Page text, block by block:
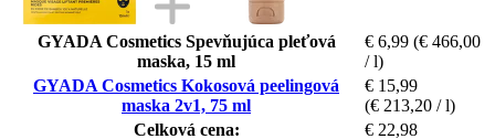
GYADA Cosmetics Spevňujúca pleťová
maska, 15 ml
€ 6,99 (€ 466,00
/ l)
GYADA Cosmetics Kokosová peelingová
maska 2v1, 75 ml
€ 15,99
(€ 213,20 / l)
Celková cena:
€ 22,98